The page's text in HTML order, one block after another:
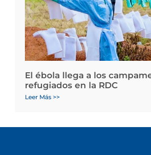
El ébola llega a los
refugiados en la RDC
Leer Más >>